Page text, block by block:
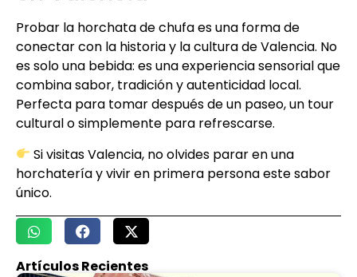
Probar la horchata de chufa es una forma de
conectar con la historia y la cultura de Valencia. No
es solo una bebida: es una experiencia sensorial que
combina sabor, tradición y autenticidad local.
Perfecta para tomar después de un paseo, un tour
cultural o simplemente para refrescarse.
Si visitas Valencia, no olvides parar en una
horchatería y vivir en primera persona este sabor
único.
Artículos Recientes